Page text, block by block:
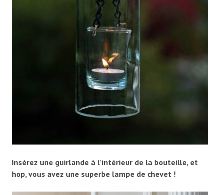
Insérez une guirlande à l’intérieur de la bouteille, et
hop, vous avez une superbe lampe de chevet !